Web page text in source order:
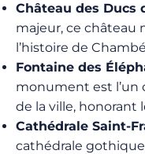
Château des Ducs
majeur, ce château
l’histoire de
Fontaine des
monument est l’un
de la ville, honorant
Cathédrale Saint-
cathédrale